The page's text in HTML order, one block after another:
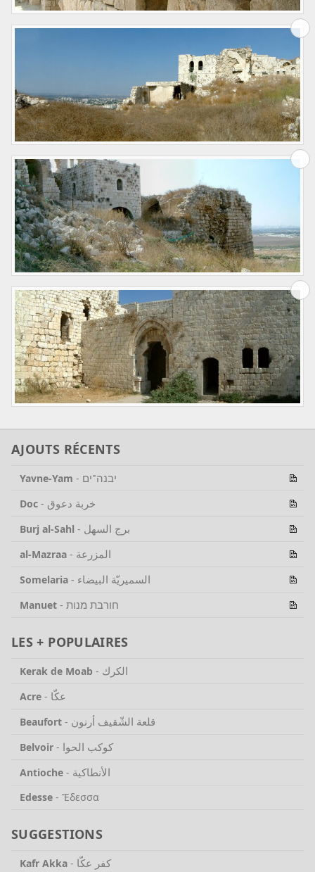
AJOUTS RÉCENTS
Yavne-Yam - יבנה־ים
Doc - خربة دعوق
Burj al-Sahl - برج السهل
al-Mazraa - المزرعة
Somelaria - السميريّة البيضاء
Manuet - חורבת מנות
LES + POPULAIRES
Kerak de Moab - الكرك
Acre - عكّا
Beaufort - قلعة الشّقيف أرنون
Belvoir - كوكب الحوا
Antioche - الأنطاكية
Edesse - Ἔδεσσα
SUGGESTIONS
Kafr Akka - كفر عكّا